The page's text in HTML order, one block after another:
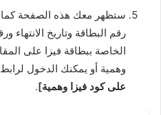
ستظهر معك هذه الصفحة كما
رقم البطاقة وتاريخ
الخاصة ببطاقة فيزا على
وهمية أو يمكنك الدخول لرابط
على كود فيزا وهمية].